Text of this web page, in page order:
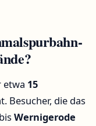
etwa 15
Besucher, die das
Wernigerode